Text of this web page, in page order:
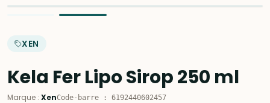
XEN
Kela Fer Lipo Sirop 250 ml
Marque : XenCode-barre : 6192440602457